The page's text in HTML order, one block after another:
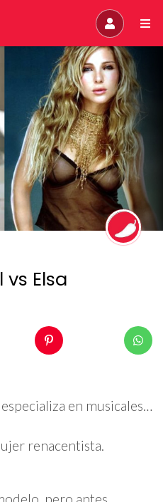
Elsa
en musicales…
renacentista.
pero antes